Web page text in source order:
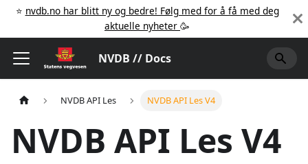
⭐️ nvdb.no har blitt ny og bedre! Følg med for å få med deg
aktuelle nyheter 🥳️
NVDB // Docs
NVDB API Les NVDB API Les V4
NVDB API Les V4